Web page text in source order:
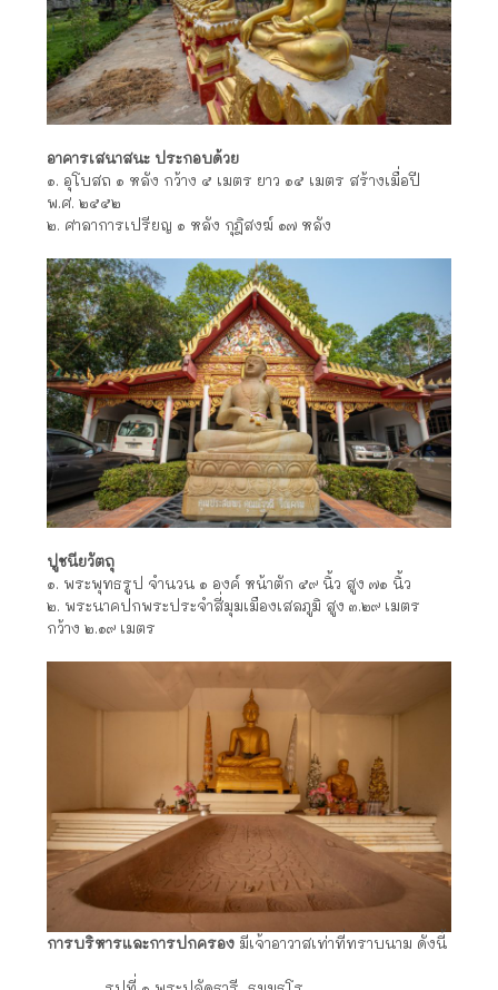
อาคารเสนาสนะ ประกอบด้วย
๑. อุโบสถ ๑ หลัง กว้าง ๕ เมตร ยาว ๑๕ เมตร สร้างเมื่อปี
พ.ศ. ๒๕๕๒
๒. ศาลาการเปรียญ ๑ หลัง กุฎิสงฆ์ ๑๗ หลัง
ปูชนียวัตถุ
๑. พระพุทธรูป จำนวน ๑ องค์ หน้าตัก ๕๙ นิ้ว สูง ๗๑ นิ้ว
๒. พระนาคปกพระประจำสี่มุมเมืองเสลภูมิ สูง ๓.๒๙ เมตร
กว้าง ๒.๑๙ เมตร
การบริหารและการปกครอง มีเจ้าอาวาสเท่าที่ทราบนาม ดังนี้